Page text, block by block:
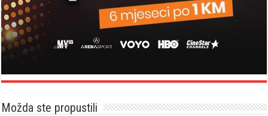
Možda ste propustili